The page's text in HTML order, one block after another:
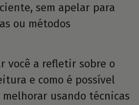
sem apelar para
ou métodos
você a refletir sobre o
e como é possível
usando técnicas